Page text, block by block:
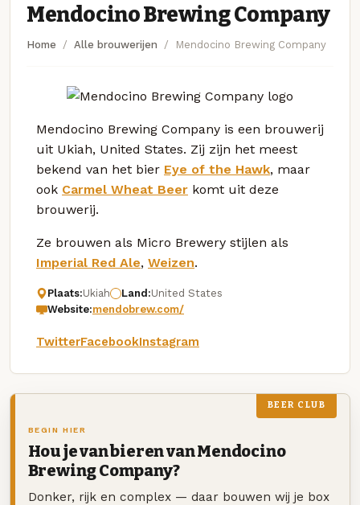
Mendocino Brewing Company
Home Alle brouwerijen Mendocino Brewing Company
Mendocino Brewing Company is een brouwerij
uit Ukiah, United States. Zij zijn het meest
bekend van het bier Eye of the Hawk, maar
ook Carmel Wheat Beer komt uit deze
brouwerij.
Ze brouwen als Micro Brewery stijlen als
Imperial Red Ale, Weizen.
Plaats:Ukiah Land:United States
Website:mendobrew.com/
TwitterFacebookInstagram
BEER CLUB
BEGIN HIER
Hou je van bieren van Mendocino
Brewing Company?
Donker, rijk en complex — daar bouwen wij je box